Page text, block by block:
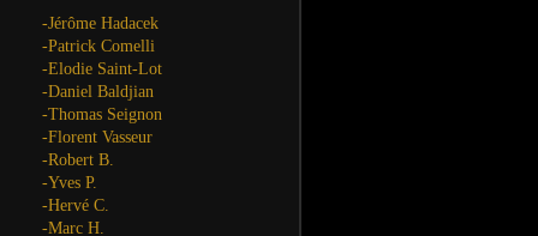
-Jérôme Hadacek
-Patrick Comelli
-Elodie Saint-Lot
-Daniel Baldjian
-Thomas Seignon
-Florent Vasseur
-Robert B.
-Yves P.
-Hervé C.
-Marc H.